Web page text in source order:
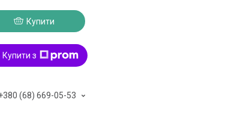
Купити
Купити з
(68) 669-05-53